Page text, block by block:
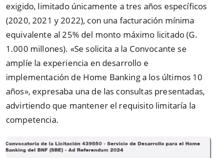
exigido, limitado únicamente a tres años específicos
(2020, 2021 y 2022), con una facturación mínima
equivalente al 25% del monto máximo licitado (G.
1.000 millones). «Se solicita a la Convocante se
amplíe la experiencia en desarrollo e
implementación de Home Banking a los últimos 10
años», expresaba una de las consultas presentadas,
advirtiendo que mantener el requisito limitaría la
competencia.